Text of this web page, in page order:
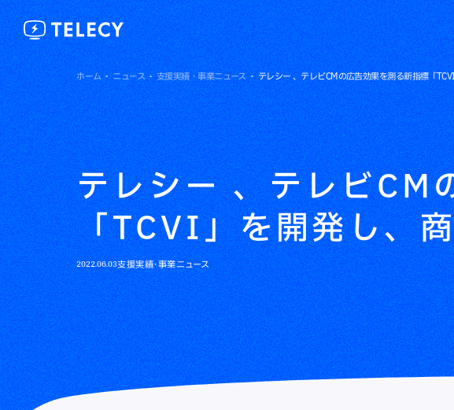
ホーム ニュース 支援実績・事業ニュース テレシー 、テレビCMの広告効果を測る新指標「
テレシー 、テレビCM
「TCVI」を開発し、
2022.06.03支援実績・事業ニュース